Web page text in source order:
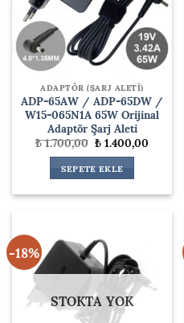
ADAPTÖR (ŞARJ ALETİ)
ADP-65AW / ADP-65DW /
W15-065N1A 65W Orijinal
Adaptör Şarj Aleti
₺1.700,00Orijinal
fiyat:
₺ 1.700,00.
₺1.400,00
SEPETE EKLE
-18%
STOKTA YOK